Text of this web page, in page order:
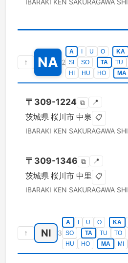
IBARAKI KEN SAKURAGAWA SHI
↑ NA 2
A U O KA
SI
SO TA TU
HI
HU HO MA
〒 309-1224 ⧉ 📍
茨城県 桜川市 中泉 📋
IBARAKI KEN SAKURAGAWA SHI
〒 309-1346 ⧉ 📍
茨城県 桜川市 中里 📋
IBARAKI KEN SAKURAGAWA SHI
↑ NI 3
A U O KA
SO
TA TU TO
HU
HO MA MI